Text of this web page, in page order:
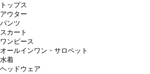
トップス
アウター
パンツ
スカート
ワンピース
オールインワン・サロペット
水着
ヘッドウェア